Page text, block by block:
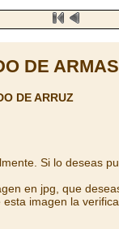
DE
DE ARRUZ
Si lo deseas
en jpg, que
esta imagen la